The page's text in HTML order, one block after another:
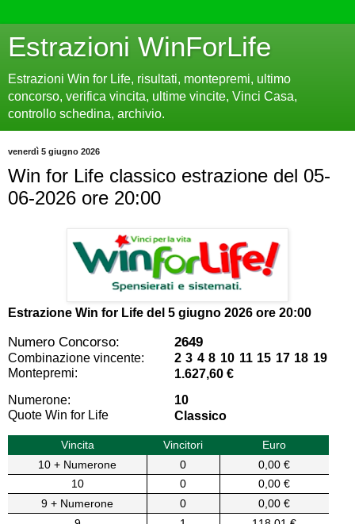
Estrazioni WinForLife
Estrazioni Win for Life, risultati, montepremi, ultimo
concorso, verifica vincita, ultime vincite, Vinci Casa,
controllo schedina, archivio.
venerdì 5 giugno 2026
Win for Life classico estrazione del 05-
06-2026 ore 20:00
Estrazione Win for Life del 5 giugno 2026 ore 20:00
Numero Concorso: 2649
Combinazione vincente:
2 3 4 8 10 11 15 17 18 19
Montepremi:
1.627,60 €
Numerone:
10
Quote Win for Life
Classico
Vincita Vincitori
Euro
10 + Numerone
0
0,00 €
10
0
0,00 €
9 + Numerone
0
0,00 €